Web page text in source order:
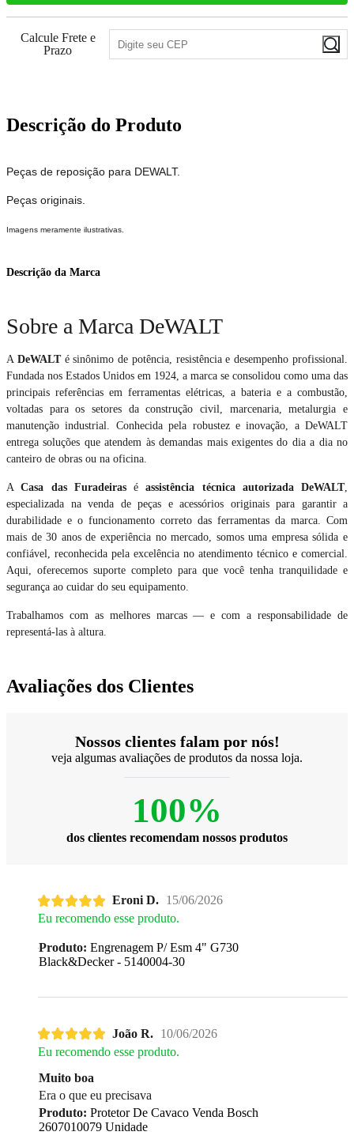
Calcule Frete e
Prazo
Descrição do Produto
Peças de reposição para DEWALT.
Peças originais.
Imagens meramente ilustrativas.
Descrição da Marca
Sobre a Marca DeWALT
A DeWALTé sinônimo de potência, resistência e desempenho profissional.
Fundada nos Estados Unidos em 1924, a marca se consolidou como uma das
principais referências em ferramentas elétricas, a bateria e a combustão,
voltadas para os setores da construção civil, marcenaria, metalurgia e
manutenção industrial. Conhecida pela robustez e inovação, a DeWALT
entrega soluções que atendem às demandas mais exigentes do dia a dia no
canteiro de obras ou na oficina.
ACasa das Furadeiraséassistência técnica autorizada DeWALT,
especializada na venda de peças e acessórios originais para garantir a
durabilidade e o funcionamento correto das ferramentas da marca. Com
mais de 30 anos de experiência no mercado, somos uma empresa sólida e
confiável, reconhecida pela excelência no atendimento técnico e comercial.
Aqui, oferecemos suporte completo para que você tenha tranquilidade e
segurança ao cuidar do seu equipamento.
Trabalhamos com as melhores marcas — e com a responsabilidade de
representá-las à altura.
Avaliações dos Clientes
Nossos clientes falam por nós!
veja algumas avaliações de produtos da nossa loja.
100%
dos clientes recomendam nossos produtos
Eroni D. 15/06/2026
Eu recomendo esse produto.
Produto: Engrenagem P/ Esm 4" G730
Black&Decker - 5140004-30
João R. 10/06/2026
Eu recomendo esse produto.
Muito boa
Era o que eu precisava
Produto: Protetor De Cavaco Venda Bosch
2607010079 Unidade